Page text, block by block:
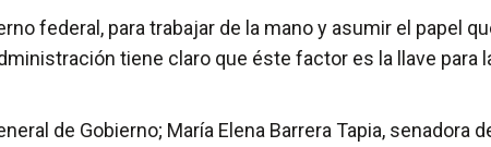
federal, para trabajar de la mano y asumir el papel
tiene claro que éste factor es la llave para
de Gobierno; María Elena Barrera Tapia, senadora